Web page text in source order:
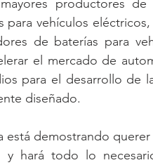
productores de
vehículos
de baterías para
el mercado de
para el desarrollo de
diseñado.
demostrando
hará todo lo